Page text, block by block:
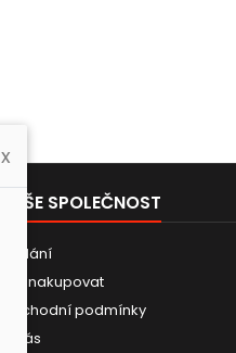
NAŠE SPOLEČNOST
Dodání
Jak nakupovat
Obchodní podmínky
O nás
x